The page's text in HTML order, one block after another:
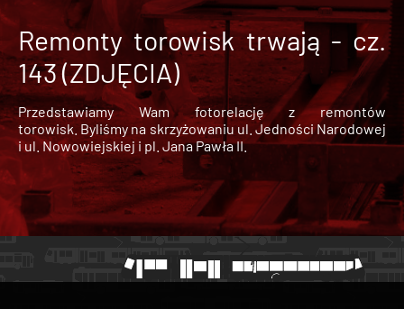
Remonty torowisk trwają - cz.
143 (ZDJĘCIA)
Przedstawiamy Wam fotorelację z remontów
torowisk. Byliśmy na skrzyżowaniu ul. Jedności Narodowej
i ul. Nowowiejskiej i pl. Jana Pawła II.